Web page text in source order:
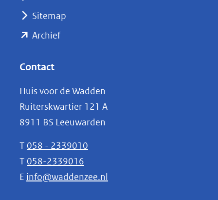
naar
Sitemap
Archief(opent
(verwijst
naar
een
andere
website)
Contact
Huis voor de Wadden
Ruiterskwartier 121 A
8911 BS Leeuwarden
T 058 - 2339010
T 058-2339016
E info@waddenzee.nl